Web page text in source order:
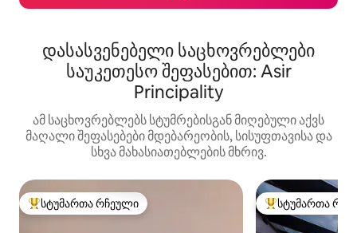
დასასვენებელი საცხოვრებლები
საუკეთესო შეფასებით: Asir
Principality
ამ საცხოვრებლებს სტუმრებისგან მიღებული აქვს
მაღალი შეფასებები მდებარეობის, სისუფთავისა და
სხვა მახასიათებლების მხრივ.
სტუმართა რჩეული მოწინავე ვარიანტი
სტუმართა რჩეული სტუმართა
სტუმართა